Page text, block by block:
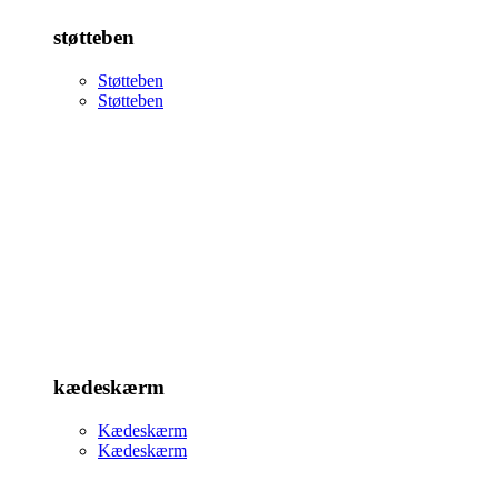
støtteben
Støtteben
Støtteben
kædeskærm
Kædeskærm
Kædeskærm